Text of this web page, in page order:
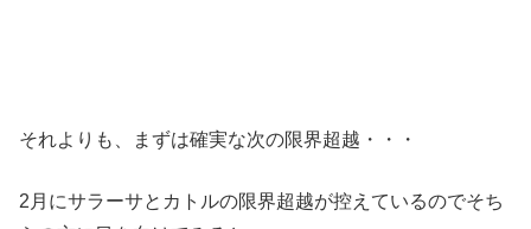
それよりも、まずは確実な次の限界超越・・・
2月にサラーサとカトルの限界超越が控えているのでそち